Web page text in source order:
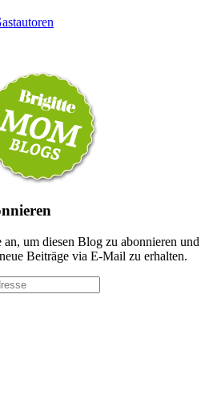
um diesen Blog zu abonnieren und
Beiträge via E-Mail zu erhalten.